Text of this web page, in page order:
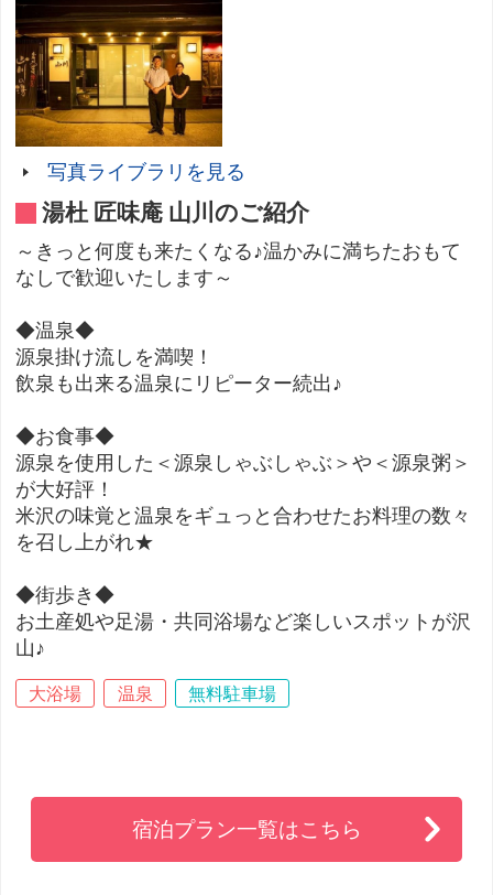
写真ライブラリを見る
湯杜 匠味庵 山川のご紹介
～きっと何度も来たくなる♪温かみに満ちたおもて
なしで歓迎いたします～
◆温泉◆
源泉掛け流しを満喫！
飲泉も出来る温泉にリピーター続出♪
◆お食事◆
源泉を使用した＜源泉しゃぶしゃぶ＞や＜源泉粥＞
が大好評！
米沢の味覚と温泉をギュっと合わせたお料理の数々
を召し上がれ★
◆街歩き◆
お土産処や足湯・共同浴場など楽しいスポットが沢
山♪
大浴場 温泉 無料駐車場
宿泊プラン一覧はこちら